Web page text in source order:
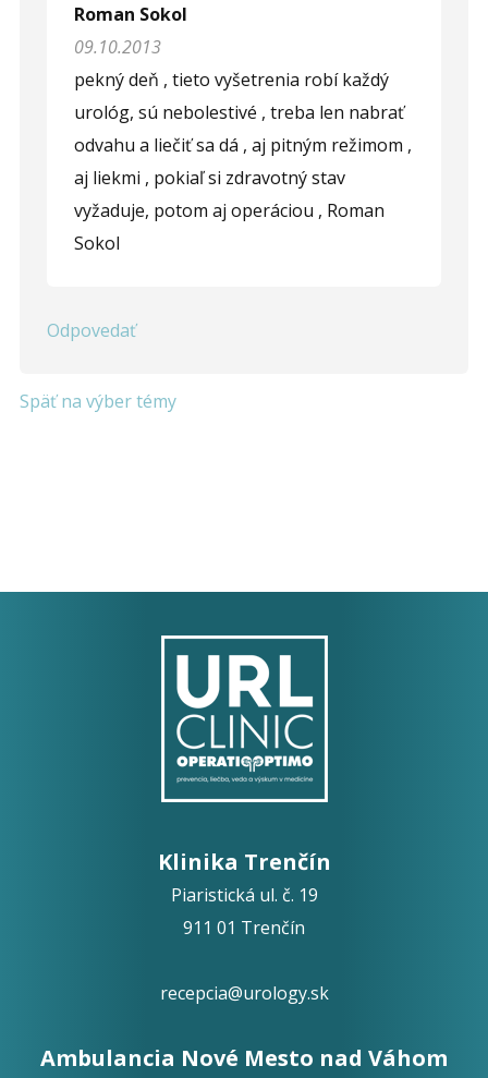
Roman Sokol
09.10.2013
pekný deň , tieto vyšetrenia robí každý
urológ, sú nebolestivé , treba len nabrať
odvahu a liečiť sa dá , aj pitným režimom ,
aj liekmi , pokiaľ si zdravotný stav
vyžaduje, potom aj operáciou , Roman
Sokol
Odpovedať
Späť na výber témy
Klinika Trenčín
Piaristická ul. č. 19
911 01 Trenčín
recepcia@urology.sk
Ambulancia Nové Mesto nad Váhom